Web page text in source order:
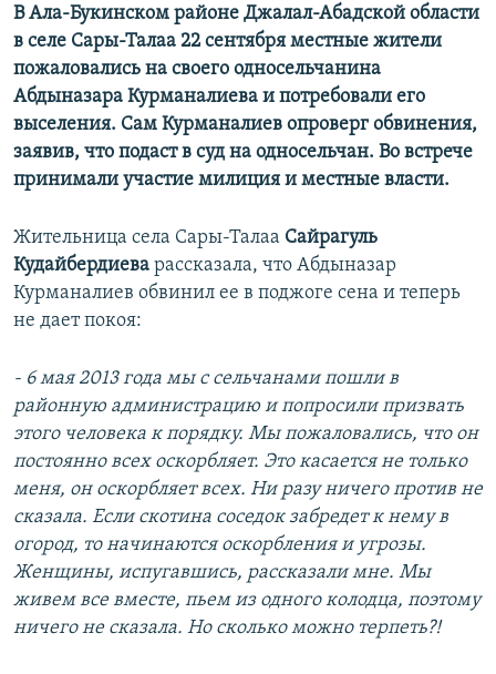
В Ала-Букинском районе Джалал-Абадской области
в селе Сары-Талаа 22 сентября местные жители
пожаловались на своего односельчанина
Абдыназара Курманалиева и потребовали его
выселения. Сам Курманалиев опроверг обвинения,
заявив, что подаст в суд на односельчан. Во встрече
принимали участие милиция и местные власти.
Жительница села Сары-Талаа Сайрагуль
Кудайбердиева рассказала, что Абдыназар
Курманалиев обвинил ее в поджоге сена и теперь
не дает покоя:
- 6 мая 2013 года мы с сельчанами пошли в
районную администрацию и попросили призвать
этого человека к порядку. Мы пожаловались, что он
постоянно всех оскорбляет. Это касается не только
меня, он оскорбляет всех. Ни разу ничего против не
сказала. Если скотина соседок забредет к нему в
огород, то начинаются оскорбления и угрозы.
Женщины, испугавшись, рассказали мне. Мы
живем все вместе, пьем из одного колодца, поэтому
ничего не сказала. Но сколько можно терпеть?!